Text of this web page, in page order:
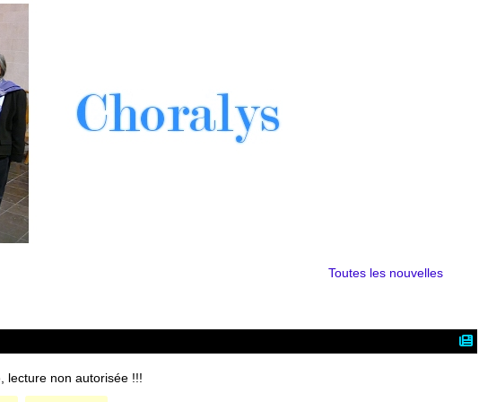
Toutes les nouvelles
lecture non autorisée !!!